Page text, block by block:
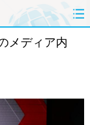
経済
写真
メディア内